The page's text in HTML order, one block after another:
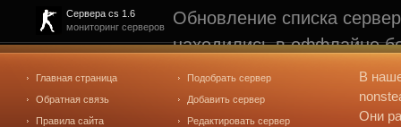
Сервера cs 1.6
мониторинг серверов
Обновление списка
находились в оффлайне
рейтинге не участвуют.
редактирования
.
Главная страница
Обратная связь
Правила сайта
Подобрать сервер
Добавить сервер
Редактировать сервер
В
Они